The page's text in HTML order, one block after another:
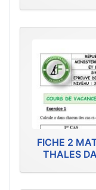
FICHE 2
THALES